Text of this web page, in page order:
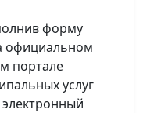
форму
официальном
портале
услуг